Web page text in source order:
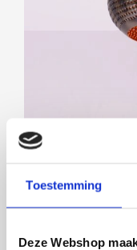
Toestemming
Deze Webshop
Filter